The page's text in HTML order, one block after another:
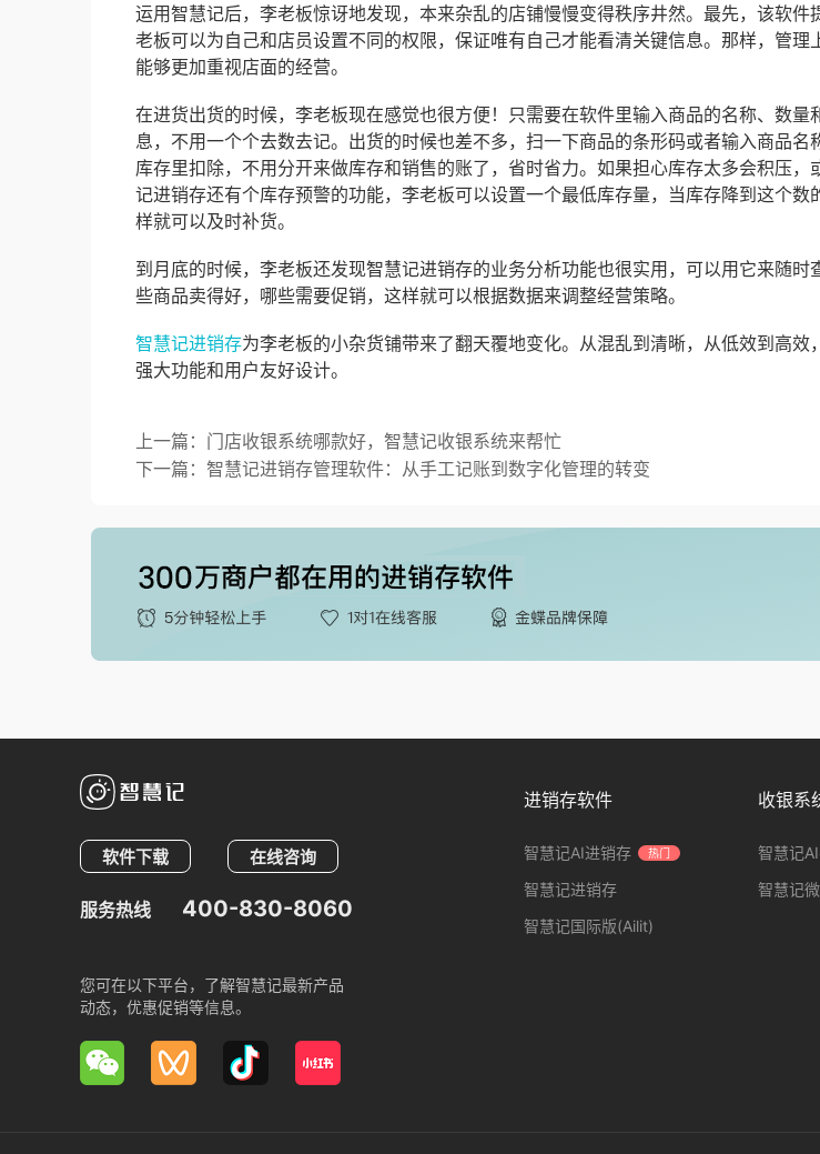
运用智慧记后，李老板惊讶地发现，本来杂乱的店铺慢慢变得秩序井然。最先，该软件
老板可以为自己和店员设置不同的权限，保证唯有自己才能看清关键信息。那样，管理
能够更加重视店面的经营。
在进货出货的时候，李老板现在感觉也很方便！只需要在软件里输入商品的名称、数量
息，不用一个个去数去记。出货的时候也差不多，扫一下商品的条形码或者输入商品名
库存里扣除，不用分开来做库存和销售的账了，省时省力。如果担心库存太多会积压，
记进销存还有个库存预警的功能，李老板可以设置一个最低库存量，当库存降到这个数
样就可以及时补货。
到月底的时候，李老板还发现智慧记进销存的业务分析功能也很实用，可以用它来随时
些商品卖得好，哪些需要促销，这样就可以根据数据来调整经营策略。
智慧记进销存为李老板的小杂货铺带来了翻天覆地变化。从混乱到清晰，从低效到高效
强大功能和用户友好设计。
上一篇：门店收银系统哪款好，智慧记收银系统来帮忙
下一篇：智慧记进销存管理软件：从手工记账到数字化管理的转变
软件下载 在线咨询
服务热线 400-830-8060
您可在以下平台，了解智慧记最新产品
动态，优惠促销等信息。
进销存软件
智慧记AI进销存 热门
智慧记进销存
智慧记国际版(Ailit)
收银系
智慧记
智慧记